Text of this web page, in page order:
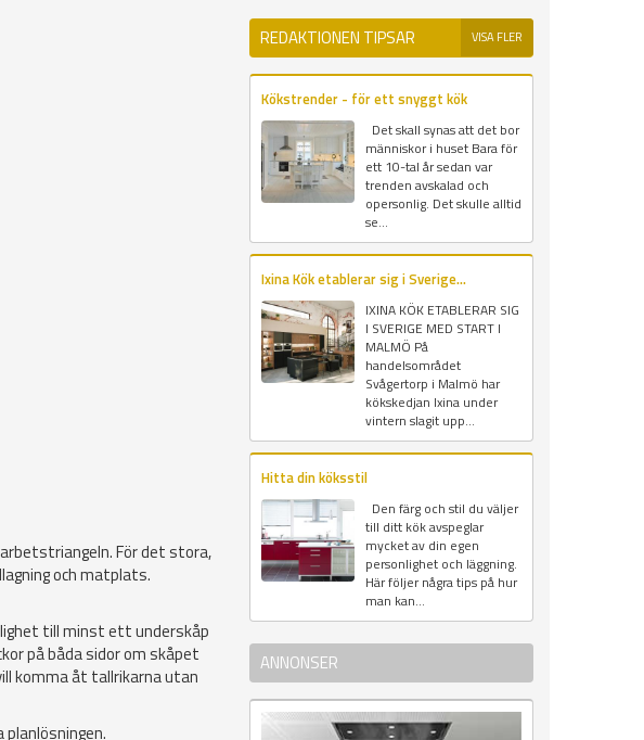
För det stora,
och matplats.
till minst ett underskåp
på båda sidor om skåpet
komma åt tallrikarna utan
REDAKTIONEN TIPSAR VISA FLER
Kökstrender - för ett snyggt kök
Det skall synas att det bor
människor i huset Bara för
ett 10-tal år sedan var
trenden avskalad och
opersonlig. Det skulle alltid
se...
Ixina Kök etablerar sig i Sverige...
IXINA KÖK ETABLERAR SIG
I SVERIGE MED START I
MALMÖ På
handelsområdet
Svågertorp i Malmö har
kökskedjan Ixina under
vintern slagit upp...
Hitta din köksstil
Den färg och stil du väljer
till ditt kök avspeglar
mycket av din egen
personlighet och läggning.
Här följer några tips på hur
man kan...
ANNONSER